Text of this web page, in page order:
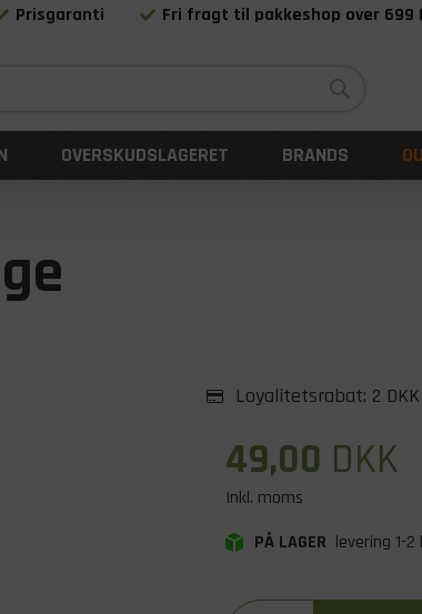
Prisgaranti Fri fragt til pakkeshop over 699
OVERSKUDSLAGERET BRANDS
Loyalitetsrabat: 2 DKK
49,00 DKK
Inkl. moms
PÅ LAGER levering 1-